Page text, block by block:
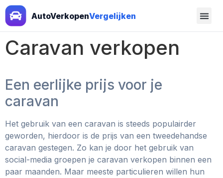
AutoVerkopenVergelijken
Caravan verkopen
Een eerlijke prijs voor je
caravan
Het gebruik van een caravan is steeds populairder
geworden, hierdoor is de prijs van een tweedehandse
caravan gestegen. Zo kan je door het gebruik van
social-media groepen je caravan verkopen binnen een
paar maanden. Maar meeste particulieren willen hun